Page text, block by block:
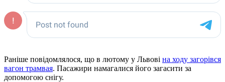
Раніше повідомлялося, що в лютому у Львові на ходу загорівся
вагон трамвая. Пасажири намагалися його загасити за
допомогою снігу.